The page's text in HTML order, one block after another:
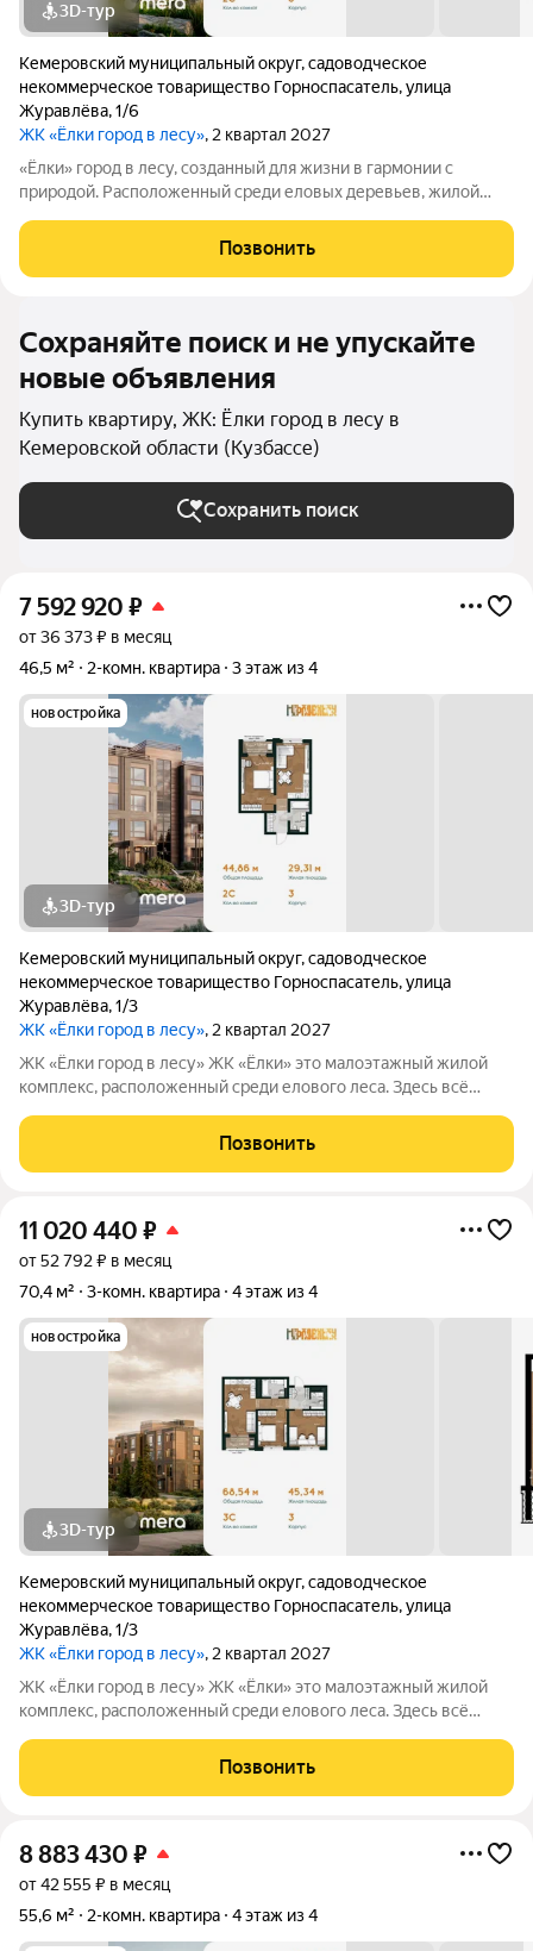
3D-тур
Кемеровский муниципальный округ,садоводческое
некоммерческое товарищество Горноспасатель,улица
Журавлёва,1/6
ЖК «Ёлки город в лесу», 2 квартал 2027
«Ёлки» город в лесу, созданный для жизни в гармонии с
природой. Расположенный среди еловых деревьев, жилой
вдохновляющую атмосферу. Закрытая охраняемая территория
с зелёными дворами без машин,
Позвонить
Сохраняйте поиск и не упускайте
новые объявления
Купить квартиру, ЖК: Ёлки город в лесу в
Кемеровской области (Кузбассе)
Сохранить поиск
7 592 920 ₽
от 36 373 ₽ в месяц
46,5 м²
2-комн. квартира 3 этаж из 4
новостройка
3D-тур
Кемеровский муниципальный округ,садоводческое
некоммерческое товарищество Горноспасатель,улица
Журавлёва,1/3
ЖК «Ёлки город в лесу», 2 квартал 2027
ЖК «Ёлки город в лесу» ЖК «Ёлки» это малоэтажный жилой
комплекс, расположенный среди елового леса. Здесь всё
лишних забот. Главное преимущество проекта готовые
квартиры для жизни с первого
Позвонить
11 020 440 ₽
от 52 792 ₽ в месяц
70,4 м²
3-комн. квартира 4 этаж из 4
новостройка
3D-тур
Кемеровский муниципальный округ,садоводческое
некоммерческое товарищество Горноспасатель,улица
Журавлёва,1/3
ЖК «Ёлки город в лесу», 2 квартал 2027
ЖК «Ёлки город в лесу» ЖК «Ёлки» это малоэтажный жилой
комплекс, расположенный среди елового леса. Здесь всё
лишних забот. Главное преимущество проекта готовые
квартиры для жизни с первого
Позвонить
8 883 430 ₽
от 42 555 ₽ в месяц
55,6 м²
2-комн. квартира 4 этаж из 4